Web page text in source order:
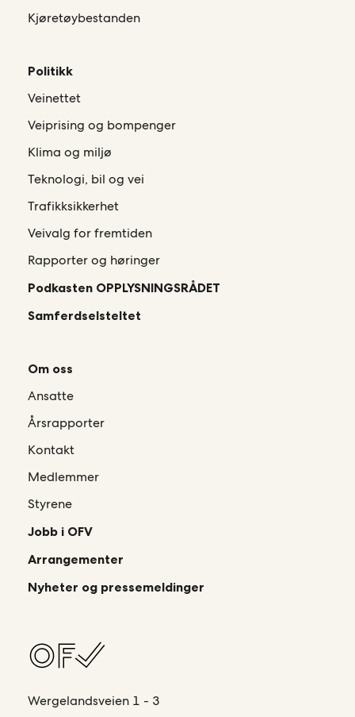
Kjøretøybestanden
Politikk
Veinettet
Veiprising og bompenger
Klima og miljø
Teknologi, bil og vei
Trafikksikkerhet
Veivalg for fremtiden
Rapporter og høringer
Podkasten OPPLYSNINGSRÅDET
Samferdselsteltet
Om oss
Ansatte
Årsrapporter
Kontakt
Medlemmer
Styrene
Jobb i OFV
Arrangementer
Nyheter og pressemeldinger
Wergelandsveien 1 - 3